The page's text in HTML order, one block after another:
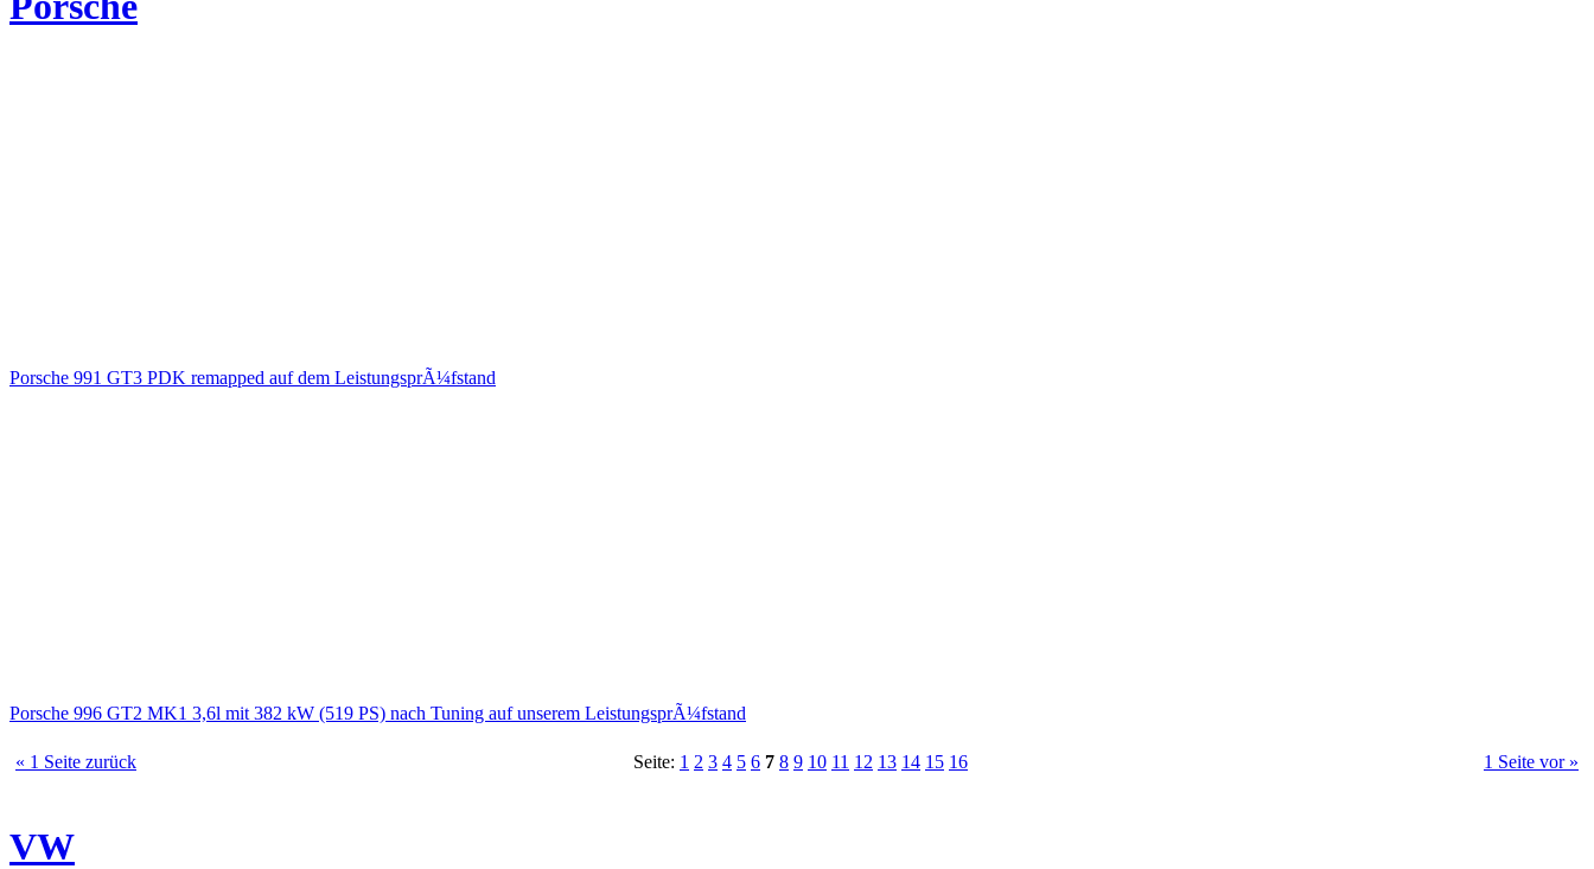
Porsche 991 GT3 PDK remapped auf dem LeistungsprÃ¼fstand
Porsche 996 GT2 MK1 3,6l mit 382 kW (519 PS) nach Tuning auf unserem LeistungsprÃ¼fstand
« 1 Seite zurück Seite: 1 2 3 4 5 6 7 8 9 10 11 12 13 14 15 16 1 Seite vor »
VW